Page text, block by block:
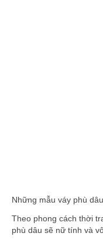
Những mẫu váy phù
Theo phong cách thời
phù dâu sẽ nữ tính và